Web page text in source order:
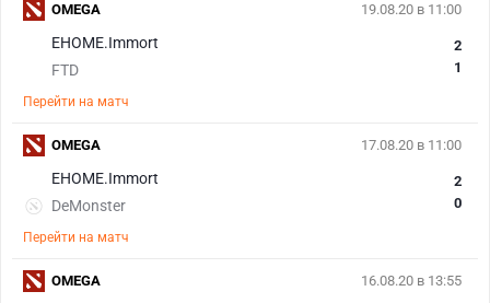
19.08.20 в 11:00
EHOME.Immort
FTD
2
1
Перейти на матч
OMEGA
17.08.20 в 11:00
EHOME.Immort
DeMonster
2
0
Перейти на матч
OMEGA
16.08.20 в 13:55
OMEGA